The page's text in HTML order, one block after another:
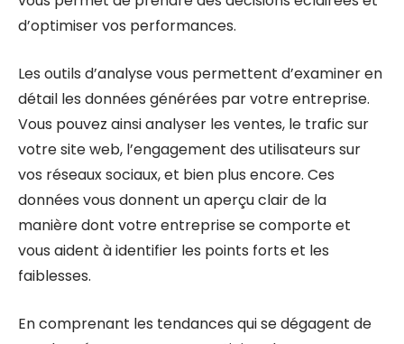
d’optimiser vos performances.
Les outils d’analyse vous permettent d’examiner en
détail les données générées par votre entreprise.
Vous pouvez ainsi analyser les ventes, le trafic sur
votre site web, l’engagement des utilisateurs sur
vos réseaux sociaux, et bien plus encore. Ces
données vous donnent un aperçu clair de la
manière dont votre entreprise se comporte et
vous aident à identifier les points forts et les
faiblesses.
En comprenant les tendances qui se dégagent de